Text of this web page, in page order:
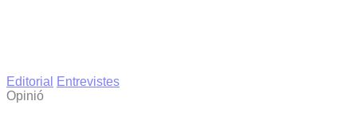
Editorial
Entrevistes
Opinió